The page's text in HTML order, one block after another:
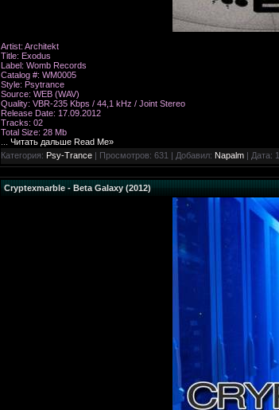
Artist: Architekt
Title: Exodus
Label: Womb Records
Catalog #: WM0005
Style: Psytrance
Source: WEB (WAV)
Quality: VBR-235 Kbps / 44,1 kHz / Joint Stereo
Release Date: 17.09.2012
Tracks: 02
Total Size: 28 Mb
Читать дальше Read Me»
Категория: Psy-Trance | Просмотров: 631 | Добавил: Napalm | Дата:
Cryptexmarble - Beta Galaxy (2012)